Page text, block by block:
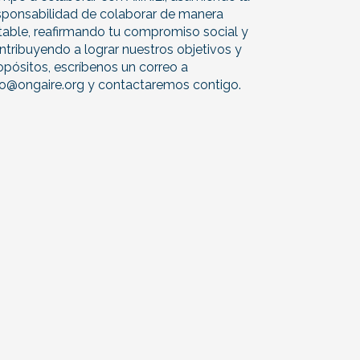
de colaborar de manera
reafirmando tu compromiso social y
a lograr nuestros objetivos y
escríbenos un correo a
y contactaremos contigo.